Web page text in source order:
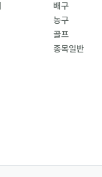
배구
농구
골프
종목일반